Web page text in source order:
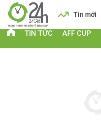
Lịch Tin mới
TIN TỨC AFF CUP